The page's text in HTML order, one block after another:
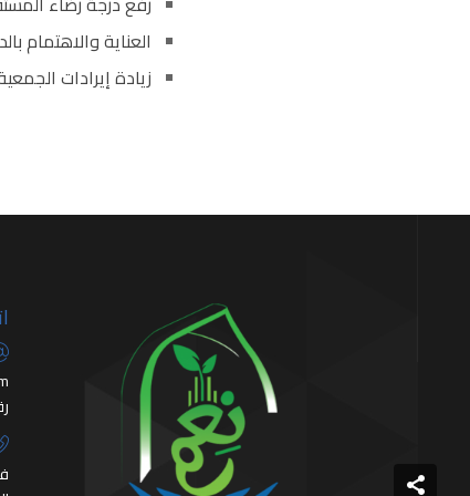
العناية والاهتمام
زيادة إيرادات